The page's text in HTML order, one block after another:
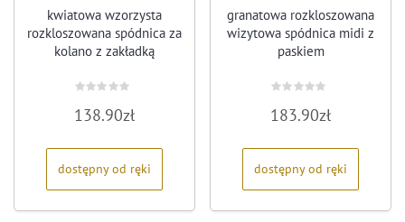
kwiatowa wzorzysta
rozkloszowana spódnica za
kolano z zakładką
0
na
138.90zł
dostępny od ręki
granatowa rozkloszowana
wizytowa spódnica midi z
paskiem
0
na
183.90zł
dostępny od ręki